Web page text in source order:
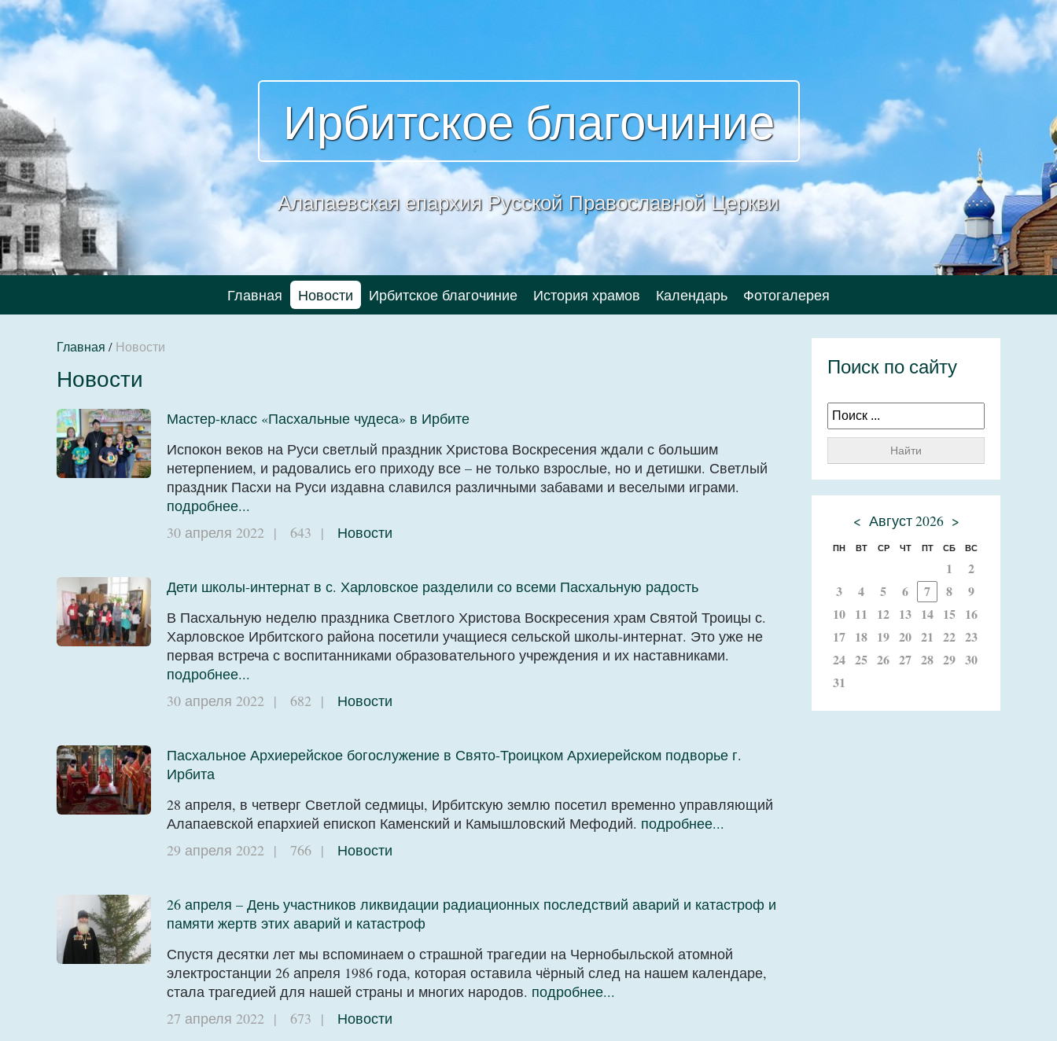
Ирбитское благочиние
Алапаевская епархия Русской Православной Церкви
Главная Новости Ирбитское благочиние История храмов Календарь Фотогалерея
Главная / Новости
Новости
Мастер-класс «Пасхальные чудеса» в Ирбите
Испокон веков на Руси светлый праздник Христова Воскресения ждали с большим
нетерпением, и радовались его приходу все – не только взрослые, но и детишки. Светлый
праздник Пасхи на Руси издавна славился различными забавами и веселыми играми.
подробнее...
30 апреля 2022 | 643 | Новости
Дети школы-интернат в с. Харловское разделили со всеми Пасхальную радость
В Пасхальную неделю праздника Светлого Христова Воскресения храм Святой Троицы с.
Харловское Ирбитского района посетили учащиеся сельской школы-интернат. Это уже не
первая встреча с воспитанниками образовательного учреждения и их наставниками.
подробнее...
30 апреля 2022 | 682 | Новости
Пасхальное Архиерейское богослужение в Свято-Троицком Архиерейском подворье г.
Ирбита
28 апреля, в четверг Светлой седмицы, Ирбитскую землю посетил временно управляющий
Алапаевской епархией епископ Каменский и Камышловский Мефодий. подробнее...
29 апреля 2022 | 766 | Новости
26 апреля – День участников ликвидации радиационных последствий аварий и катастроф и
памяти жертв этих аварий и катастроф
Спустя десятки лет мы вспоминаем о страшной трагедии на Чернобыльской атомной
электростанции 26 апреля 1986 года, которая оставила чёрный след на нашем календаре,
стала трагедией для нашей страны и многих народов. подробнее...
27 апреля 2022 | 673 | Новости
Поиск по сайту
Найти
< Август 2026 >
ПН ВТ СР ЧТ ПТ СБ ВС
1
2
3
4 5 6 7 8
9
10 11 12 13 14 15 16
17 18 19 20 21 22 23
24 25 26 27 28 29 30
31